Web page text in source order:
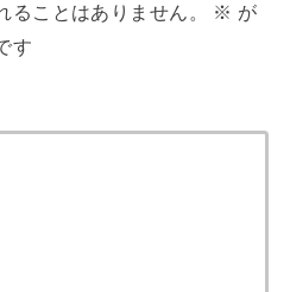
ことはありません。 ※ が
す